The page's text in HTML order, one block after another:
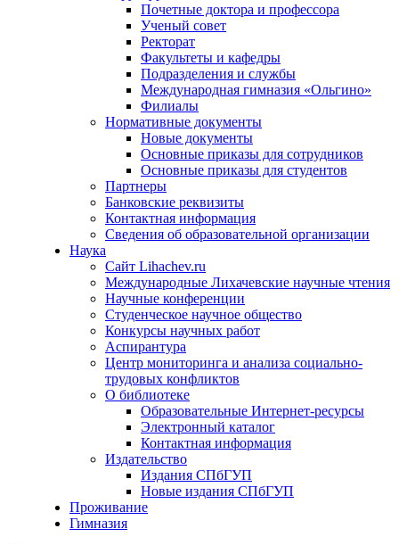
Почетные доктора и профессора
Ученый совет
Ректорат
Факультеты и кафедры
Подразделения и службы
Международная гимназия «Ольгино»
Филиалы
Нормативные документы
Новые документы
Основные приказы для сотрудников
Основные приказы для студентов
Партнеры
Банковские реквизиты
Контактная информация
Сведения об образовательной организации
Наука
Сайт Lihachev.ru
Международные Лихачевские научные чтения
Научные конференции
Студенческое научное общество
Конкурсы научных работ
Аспирантура
Центр мониторинга и анализа социально-
трудовых конфликтов
О библиотеке
Образовательные Интернет-ресурсы
Электронный каталог
Контактная информация
Издательство
Издания СПбГУП
Новые издания СПбГУП
Проживание
Гимназия